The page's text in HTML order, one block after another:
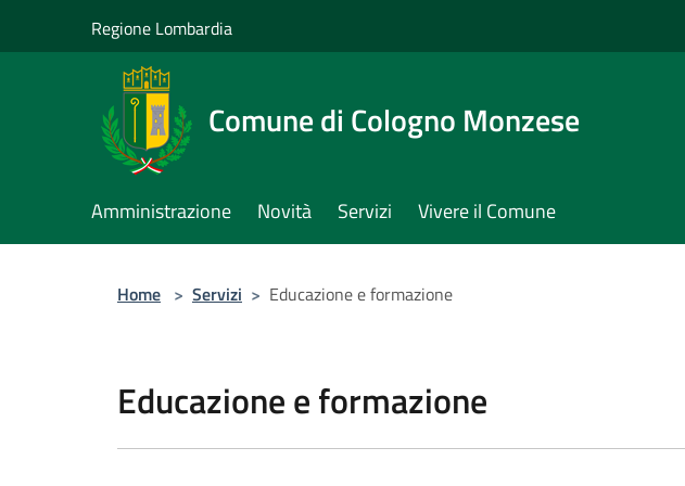
Regione Lombardia
Comune di Cologno Monzese
Amministrazione Novità Servizi Vivere il Comune
Home > Servizi > Educazione e formazione
Educazione e formazione